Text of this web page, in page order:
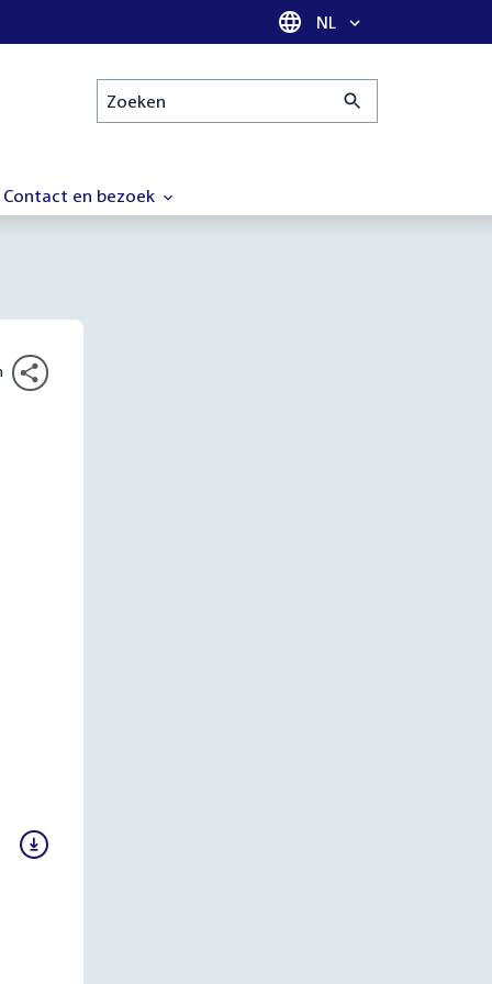
Taal selectie
NL
Zoeken
Contact en bezoek